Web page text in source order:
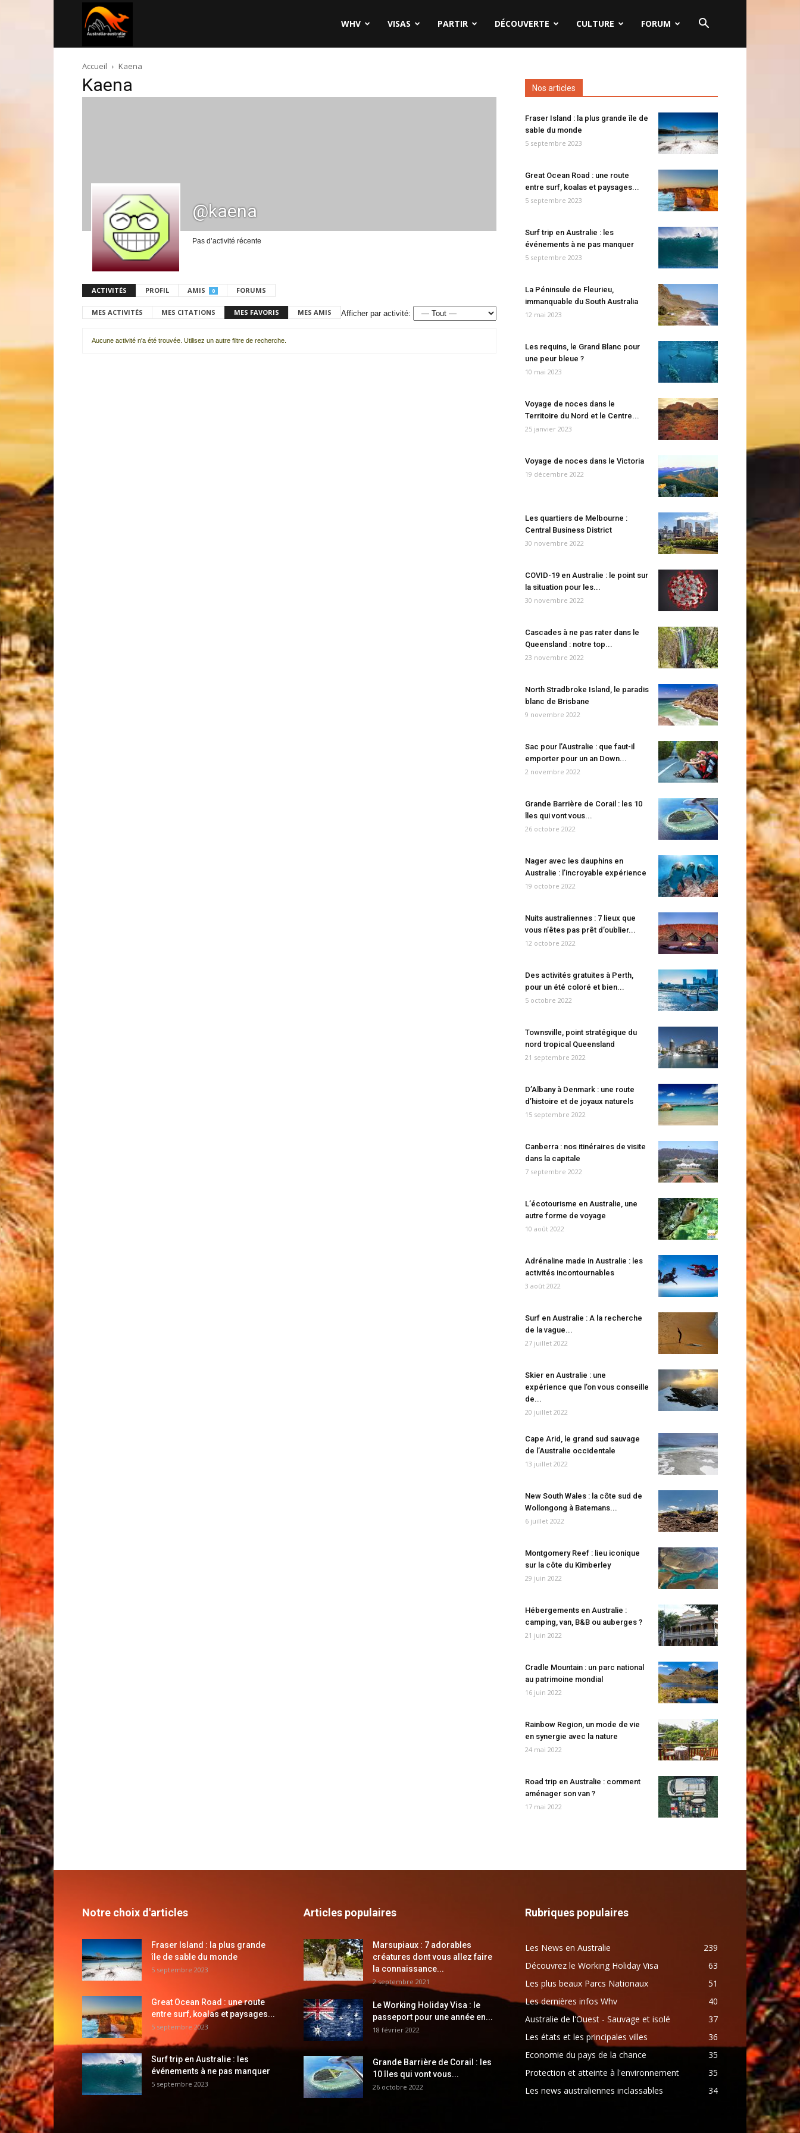
australie.com
WHV VISAS PARTIR DÉCOUVERTE CULTURE FORUM
Accueil Kaena
Kaena
@kaena
Pas d’activité récente
ACTIVITÉS PROFIL AMIS 0 FORUMS
MES ACTIVITÉS MES CITATIONS MES FAVORIS MES AMIS Afficher par activité:
Aucune activité n'a été trouvée. Utilisez un autre filtre de recherche.
Nos articles
Fraser Island : la plus grande île de
sable du monde
5 septembre 2023
Great Ocean Road : une route
entre surf, koalas et paysages...
5 septembre 2023
Surf trip en Australie : les
événements à ne pas manquer
5 septembre 2023
La Péninsule de Fleurieu,
immanquable du South Australia
12 mai 2023
Les requins, le Grand Blanc pour
une peur bleue ?
10 mai 2023
Voyage de noces dans le
Territoire du Nord et le Centre...
25 janvier 2023
Voyage de noces dans le Victoria
19 décembre 2022
Les quartiers de Melbourne :
Central Business District
30 novembre 2022
COVID-19 en Australie : le point sur
la situation pour les...
30 novembre 2022
Cascades à ne pas rater dans le
Queensland : notre top...
23 novembre 2022
North Stradbroke Island, le paradis
blanc de Brisbane
9 novembre 2022
Sac pour l’Australie : que faut-il
emporter pour un an Down...
2 novembre 2022
Grande Barrière de Corail : les 10
îles qui vont vous...
26 octobre 2022
Nager avec les dauphins en
Australie : l’incroyable expérience
19 octobre 2022
Nuits australiennes : 7 lieux que
vous n’êtes pas prêt d’oublier...
12 octobre 2022
Des activités gratuites à Perth,
pour un été coloré et bien...
5 octobre 2022
Townsville, point stratégique du
nord tropical Queensland
21 septembre 2022
D’Albany à Denmark : une route
d’histoire et de joyaux naturels
15 septembre 2022
Canberra : nos itinéraires de visite
dans la capitale
7 septembre 2022
L’écotourisme en Australie, une
autre forme de voyage
10 août 2022
Adrénaline made in Australie : les
activités incontournables
3 août 2022
Surf en Australie : A la recherche
de la vague...
27 juillet 2022
Skier en Australie : une
expérience que l’on vous conseille
de...
20 juillet 2022
Cape Arid, le grand sud sauvage
de l’Australie occidentale
13 juillet 2022
New South Wales : la côte sud de
Wollongong à Batemans...
6 juillet 2022
Montgomery Reef : lieu iconique
sur la côte du Kimberley
29 juin 2022
Hébergements en Australie :
camping, van, B&B ou auberges ?
21 juin 2022
Cradle Mountain : un parc national
au patrimoine mondial
16 juin 2022
Rainbow Region, un mode de vie
en synergie avec la nature
24 mai 2022
Road trip en Australie : comment
aménager son van ?
17 mai 2022
Notre choix d'articles
Fraser Island : la plus grande
île de sable du monde
5 septembre 2023
Great Ocean Road : une route
entre surf, koalas et paysages...
5 septembre 2023
Surf trip en Australie : les
événements à ne pas manquer
5 septembre 2023
Articles populaires
Marsupiaux : 7 adorables
créatures dont vous allez faire
la connaissance...
2 septembre 2021
Le Working Holiday Visa : le
passeport pour une année en...
18 février 2022
Grande Barrière de Corail : les
10 îles qui vont vous...
26 octobre 2022
Rubriques populaires
Les News en Australie
239
Découvrez le Working Holiday Visa
63
Les plus beaux Parcs Nationaux
51
Les dernières infos Whv
40
Australie de l'Ouest - Sauvage et isolé
37
Les états et les principales villes
36
Economie du pays de la chance
35
Protection et atteinte à l'environnement
35
Les news australiennes inclassables
34